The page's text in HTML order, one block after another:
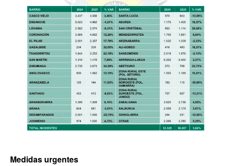
Medidas urgentes